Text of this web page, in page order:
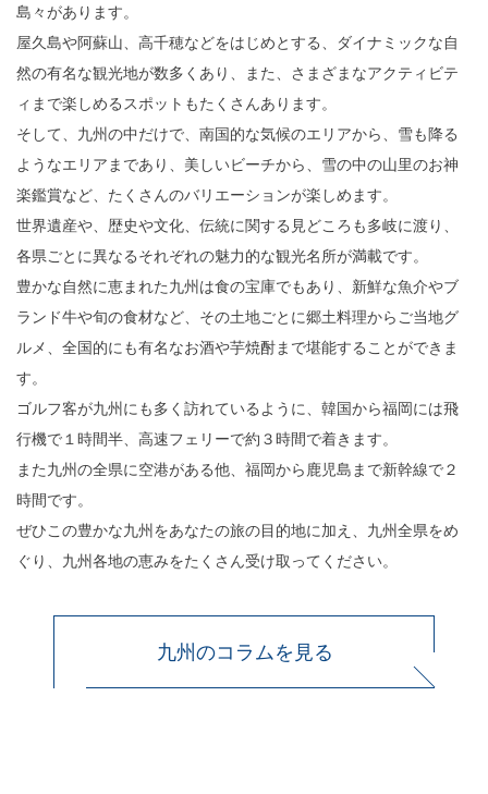
島々があります。
屋久島や阿蘇山、高千穂などをはじめとする、ダイナミックな自
然の有名な観光地が数多くあり、また、さまざまなアクティビテ
ィまで楽しめるスポットもたくさんあります。
そして、九州の中だけで、南国的な気候のエリアから、雪も降る
ようなエリアまであり、美しいビーチから、雪の中の山里のお神
楽鑑賞など、たくさんのバリエーションが楽しめます。
世界遺産や、歴史や文化、伝統に関する見どころも多岐に渡り、
各県ごとに異なるそれぞれの魅力的な観光名所が満載です。
豊かな自然に恵まれた九州は食の宝庫でもあり、新鮮な魚介やブ
ランド牛や旬の食材など、その土地ごとに郷土料理からご当地グ
ルメ、全国的にも有名なお酒や芋焼酎まで堪能することができま
す。
ゴルフ客が九州にも多く訪れているように、韓国から福岡には飛
行機で１時間半、高速フェリーで約３時間で着きます。
また九州の全県に空港がある他、福岡から鹿児島まで新幹線で２
時間です。
ぜひこの豊かな九州をあなたの旅の目的地に加え、九州全県をめ
ぐり、九州各地の恵みをたくさん受け取ってください。
九州のコラムを見る